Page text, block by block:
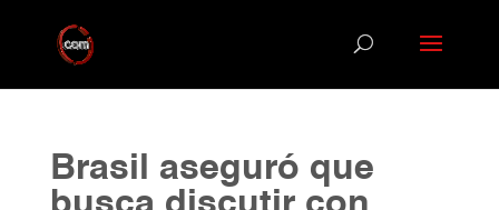
Brasil aseguró que